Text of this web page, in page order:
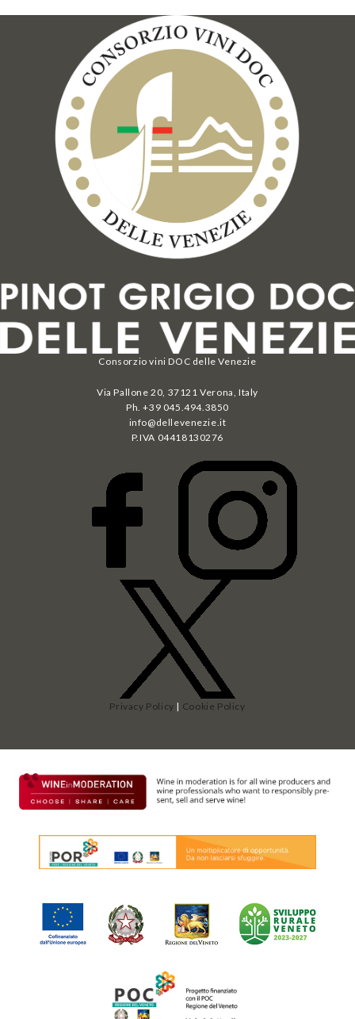
Consorzio vini DOC delle Venezie
Via Pallone 20, 37121 Verona, Italy
Ph. +39 045.494.3850
info@dellevenezie.it
P.IVA 04418130276
Privacy Policy | Cookie Policy